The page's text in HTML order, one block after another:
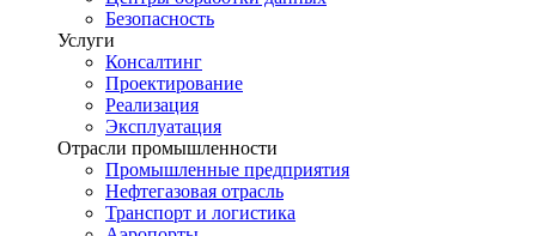
Безопасность
Услуги
Консалтинг
Проектирование
Реализация
Эксплуатация
Отрасли промышленности
Промышленные предприятия
Нефтегазовая отрасль
Транспорт и логистика